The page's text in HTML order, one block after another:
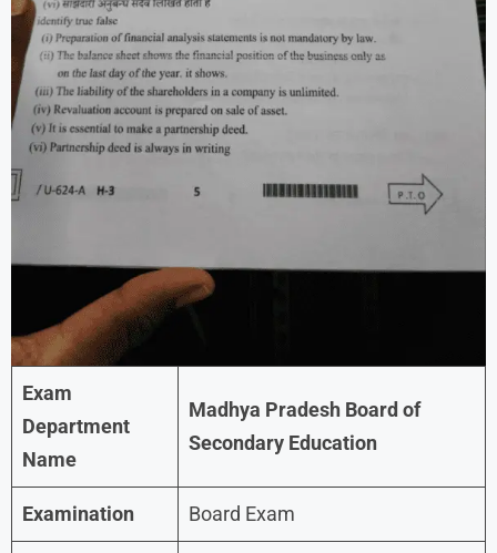
Exam
Department
Name
Madhya Pradesh Board of
Secondary Education
Examination Board Exam